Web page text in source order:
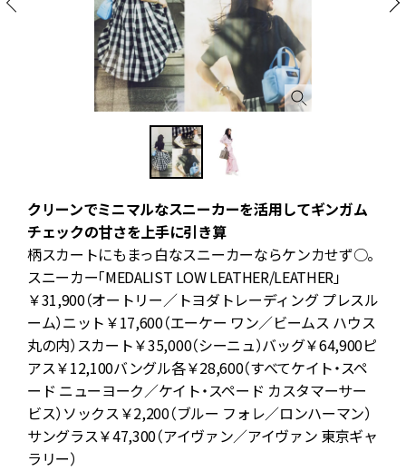
クリーンでミニマルなスニーカーを活用してギンガム
チェックの甘さを上手に引き算
柄スカートにもまっ白なスニーカーならケンカせず○。
スニーカー「MEDALIST LOW LEATHER/LEATHER」
￥31,900（オートリー／トヨダトレーディング プレスル
ーム）ニット￥17,600（エーケー ワン／ビームス ハウス
丸の内）スカート￥35,000（シーニュ）バッグ￥64,900ピ
アス￥12,100バングル各￥28,600（すべてケイト・スペ
ード ニューヨーク／ケイト・スペード カスタマーサー
ビス）ソックス￥2,200（ブルー フォレ／ロンハーマン）
サングラス￥47,300（アイヴァン／アイヴァン 東京ギャ
ラリー）